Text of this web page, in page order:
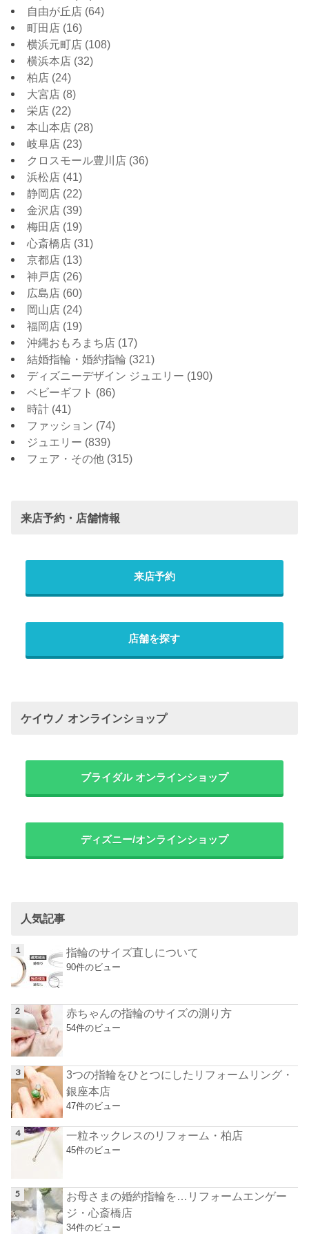
自由が丘店 (64)
町田店 (16)
横浜元町店 (108)
横浜本店 (32)
柏店 (24)
大宮店 (8)
栄店 (22)
本山本店 (28)
岐阜店 (23)
クロスモール豊川店 (36)
浜松店 (41)
静岡店 (22)
金沢店 (39)
梅田店 (19)
心斎橋店 (31)
京都店 (13)
神戸店 (26)
広島店 (60)
岡山店 (24)
福岡店 (19)
沖縄おもろまち店 (17)
結婚指輪・婚約指輪 (321)
ディズニーデザイン ジュエリー (190)
ベビーギフト (86)
時計 (41)
ファッション (74)
ジュエリー (839)
フェア・その他 (315)
来店予約・店舗情報
来店予約
店舗を探す
ケイウノ オンラインショップ
ブライダル オンラインショップ
ディズニー/オンラインショップ
人気記事
指輪のサイズ直しについて
90件のビュー
赤ちゃんの指輪のサイズの測り方
54件のビュー
3つの指輪をひとつにしたリフォームリング・
銀座本店
47件のビュー
一粒ネックレスのリフォーム・柏店
45件のビュー
お母さまの婚約指輪を…リフォームエンゲー
ジ・心斎橋店
34件のビュー